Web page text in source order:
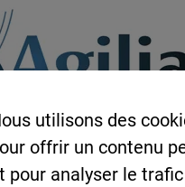
utilisons des
offrir un contenu
pour analyser le